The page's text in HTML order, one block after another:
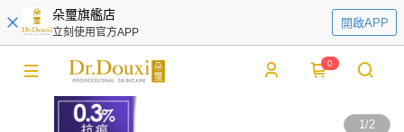
朵璽旗艦店
立刻使用官方APP
開啟APP
0
1/2